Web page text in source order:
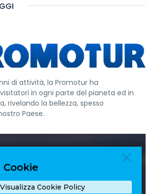
di attività, la Promotur ha
in ogni parte del pianeta ed in
rivelando la bellezza, spesso
Paese.